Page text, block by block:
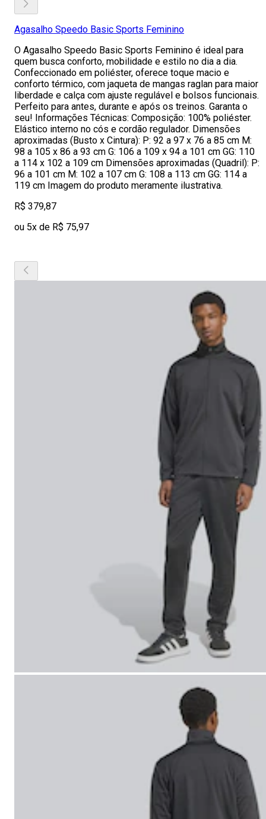
Agasalho Speedo Basic Sports Feminino
O Agasalho Speedo Basic Sports Feminino é ideal para
quem busca conforto, mobilidade e estilo no dia a dia.
Confeccionado em poliéster, oferece toque macio e
conforto térmico, com jaqueta de mangas raglan para maior
liberdade e calça com ajuste regulável e bolsos funcionais.
Perfeito para antes, durante e após os treinos. Garanta o
seu! Informações Técnicas: Composição: 100% poliéster.
Elástico interno no cós e cordão regulador. Dimensões
aproximadas (Busto x Cintura): P: 92 a 97 x 76 a 85 cm M:
98 a 105 x 86 a 93 cm G: 106 a 109 x 94 a 101 cm GG: 110
a 114 x 102 a 109 cm Dimensões aproximadas (Quadril): P:
96 a 101 cm M: 102 a 107 cm G: 108 a 113 cm GG: 114 a
119 cm Imagem do produto meramente ilustrativa.
R$ 379,87
ou 5x de R$ 75,97